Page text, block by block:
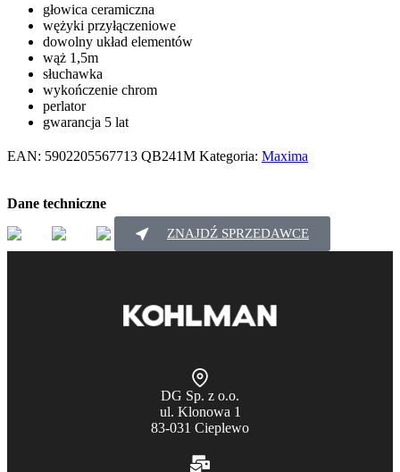
głowica ceramiczna
wężyki przyłączeniowe
dowolny układ elementów
wąż 1,5m
słuchawka
wykończenie chrom
perlator
gwarancja 5 lat
EAN: 5902205567713 QB241M Kategoria: Maxima
Dane techniczne
ZNAJDŹ SPRZEDAWCE
DG Sp. z o.o.
ul. Klonowa 1
83-031 Cieplewo